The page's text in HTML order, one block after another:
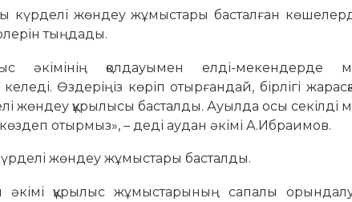
күрделі жөндеу жұмыстары басталған
тыңдады.
әкімінің қолдауымен елді-мекендерде
Өздеріңіз көріп отырғандай, бірлігі
жөндеу құрылысы басталды. Ауылда осы секілді
отырмыз», – деді аудан әкімі А.Ибраимов.
жөндеу жұмыстары басталды.
әкімі құрылыс жұмыстарының сапалы